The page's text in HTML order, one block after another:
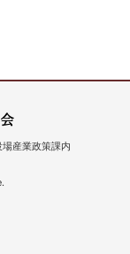
産業政策課内